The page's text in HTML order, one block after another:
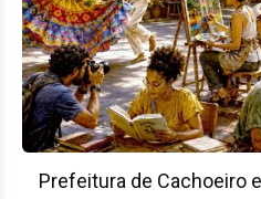
Prefeitura de Cachoeiro